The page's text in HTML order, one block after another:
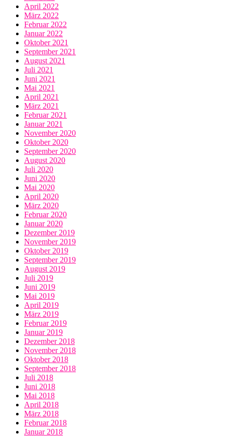
April 2022
März 2022
Februar 2022
Januar 2022
Oktober 2021
September 2021
August 2021
Juli 2021
Juni 2021
Mai 2021
April 2021
März 2021
Februar 2021
Januar 2021
November 2020
Oktober 2020
September 2020
August 2020
Juli 2020
Juni 2020
Mai 2020
April 2020
März 2020
Februar 2020
Januar 2020
Dezember 2019
November 2019
Oktober 2019
September 2019
August 2019
Juli 2019
Juni 2019
Mai 2019
April 2019
März 2019
Februar 2019
Januar 2019
Dezember 2018
November 2018
Oktober 2018
September 2018
Juli 2018
Juni 2018
Mai 2018
April 2018
März 2018
Februar 2018
Januar 2018